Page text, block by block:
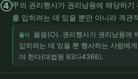
④甲의 권리행사가 권리남용에 해당하
를 입히려는 데 있을 뿐만 아니라 객관
풀이
옳음(○). 권리행사가 권리남용에
입히려는 데 있을 뿐 행사하는 사람에
야 한다(대법원 93다4366).